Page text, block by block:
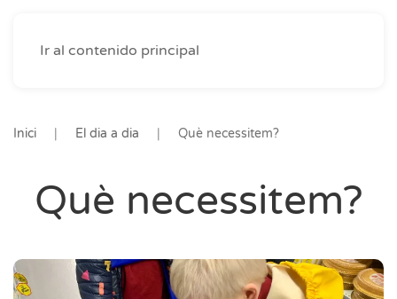
Ir al contenido principal
Inici El dia a dia Què necessitem?
Què necessitem?